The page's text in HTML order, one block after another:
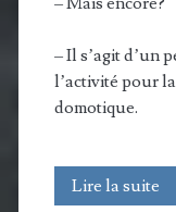
– Il s’agit d’un
l’activité pour
domotique.
Lire la suite